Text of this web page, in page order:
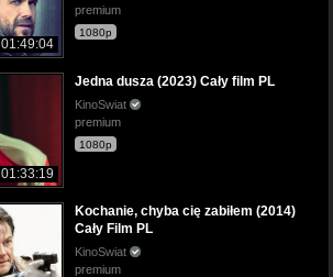
01:49:04
premium
1080p
01:33:19
Jedna dusza (2023) Cały film PL
KinoSwiat
premium
1080p
Kochanie, chyba cię zabiłem (2014)
Cały Film PL
KinoSwiat
premium